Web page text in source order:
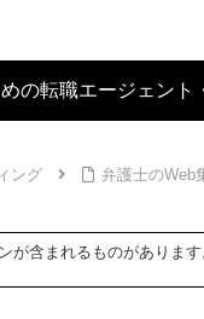
の転職エージェント
ング
弁護士のWeb
が含まれるものがありま